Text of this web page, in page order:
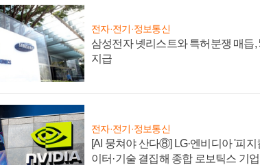
전자·전기·정보통신
삼성전자 넷리스트와 특허분쟁 매듭,
지급
전자·전기·정보통신
[AI 뭉쳐야 산다⑧] LG·엔비디아 '피지
이터·기술 결집해 종합 로보틱스 기